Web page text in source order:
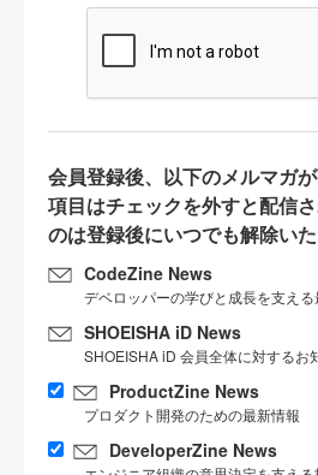
会員登録後、以下のメルマガ
項目はチェックを外すと配信
のは登録後にいつでも解除いた
CodeZine News
デベロッパーの学びと成長を支え
SHOEISHA iD News
SHOEISHA iD 会員全体に対するお
ProductZine News
プロダクト開発のための最新情報
DeveloperZine News